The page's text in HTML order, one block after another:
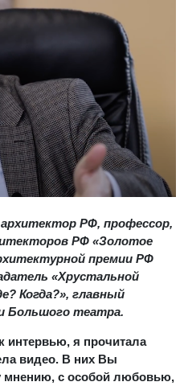
РФ, профессор,
РФ «Золотое
премии РФ
«Хрустальной
Когда?», главный
Большого театра.
интервью, я прочитала
видео. В них Вы
мнению, с особой любовью,